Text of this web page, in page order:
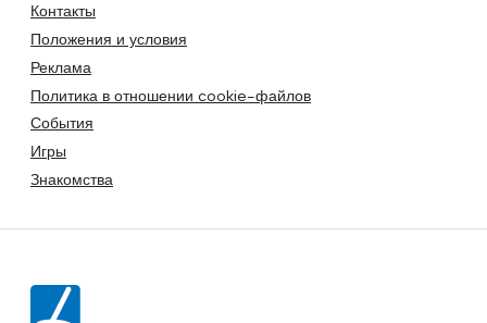
Контакты
Положения и условия
Реклама
Политика в отношении cookie-файлов
События
Игры
Знакомства